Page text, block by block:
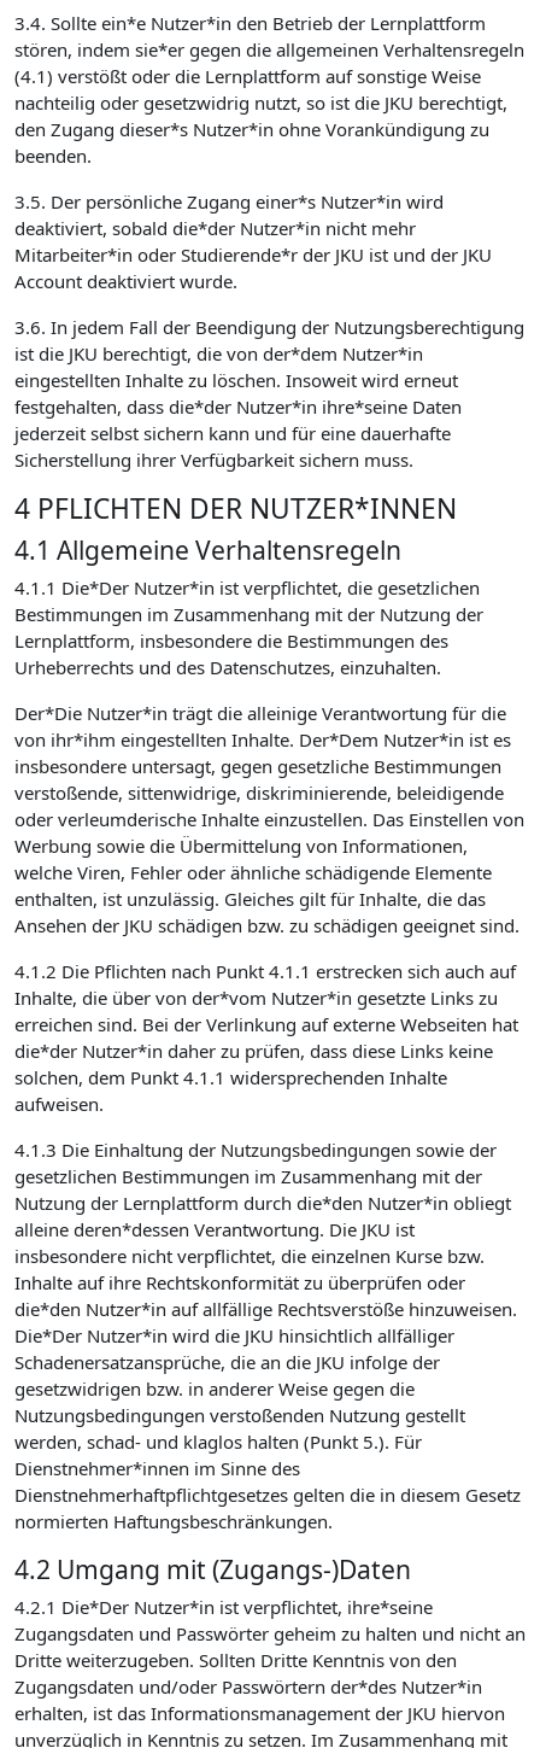
3.4. Sollte ein*e Nutzer*in den Betrieb der Lernplattform
stören, indem sie*er gegen die allgemeinen Verhaltensregeln
(4.1) verstößt oder die Lernplattform auf sonstige Weise
nachteilig oder gesetzwidrig nutzt, so ist die JKU berechtigt,
den Zugang dieser*s Nutzer*in ohne Vorankündigung zu
beenden.
3.5. Der persönliche Zugang einer*s Nutzer*in wird
deaktiviert, sobald die*der Nutzer*in nicht mehr
Mitarbeiter*in oder Studierende*r der JKU ist und der JKU
Account deaktiviert wurde.
3.6. In jedem Fall der Beendigung der Nutzungsberechtigung
ist die JKU berechtigt, die von der*dem Nutzer*in
eingestellten Inhalte zu löschen. Insoweit wird erneut
festgehalten, dass die*der Nutzer*in ihre*seine Daten
jederzeit selbst sichern kann und für eine dauerhafte
Sicherstellung ihrer Verfügbarkeit sichern muss.
4 PFLICHTEN DER NUTZER*INNEN
4.1 Allgemeine Verhaltensregeln
4.1.1 Die*Der Nutzer*in ist verpflichtet, die gesetzlichen
Bestimmungen im Zusammenhang mit der Nutzung der
Lernplattform, insbesondere die Bestimmungen des
Urheberrechts und des Datenschutzes, einzuhalten.
Der*Die Nutzer*in trägt die alleinige Verantwortung für die
von ihr*ihm eingestellten Inhalte. Der*Dem Nutzer*in ist es
insbesondere untersagt, gegen gesetzliche Bestimmungen
verstoßende, sittenwidrige, diskriminierende, beleidigende
oder verleumderische Inhalte einzustellen. Das Einstellen von
Werbung sowie die Übermittelung von Informationen,
welche Viren, Fehler oder ähnliche schädigende Elemente
enthalten, ist unzulässig. Gleiches gilt für Inhalte, die das
Ansehen der JKU schädigen bzw. zu schädigen geeignet sind.
4.1.2 Die Pflichten nach Punkt 4.1.1 erstrecken sich auch auf
Inhalte, die über von der*vom Nutzer*in gesetzte Links zu
erreichen sind. Bei der Verlinkung auf externe Webseiten hat
die*der Nutzer*in daher zu prüfen, dass diese Links keine
solchen, dem Punkt 4.1.1 widersprechenden Inhalte
aufweisen.
4.1.3 Die Einhaltung der Nutzungsbedingungen sowie der
gesetzlichen Bestimmungen im Zusammenhang mit der
Nutzung der Lernplattform durch die*den Nutzer*in obliegt
alleine deren*dessen Verantwortung. Die JKU ist
insbesondere nicht verpflichtet, die einzelnen Kurse bzw.
Inhalte auf ihre Rechtskonformität zu überprüfen oder
die*den Nutzer*in auf allfällige Rechtsverstöße hinzuweisen.
Die*Der Nutzer*in wird die JKU hinsichtlich allfälliger
Schadenersatzansprüche, die an die JKU infolge der
gesetzwidrigen bzw. in anderer Weise gegen die
Nutzungsbedingungen verstoßenden Nutzung gestellt
werden, schad- und klaglos halten (Punkt 5.). Für
Dienstnehmer*innen im Sinne des
Dienstnehmerhaftpflichtgesetzes gelten die in diesem Gesetz
normierten Haftungsbeschränkungen.
4.2 Umgang mit (Zugangs-)Daten
4.2.1 Die*Der Nutzer*in ist verpflichtet, ihre*seine
Zugangsdaten und Passwörter geheim zu halten und nicht an
Dritte weiterzugeben. Sollten Dritte Kenntnis von den
Zugangsdaten und/oder Passwörtern der*des Nutzer*in
erhalten, ist das Informationsmanagement der JKU hiervon
unverzüglich in Kenntnis zu setzen. Im Zusammenhang mit